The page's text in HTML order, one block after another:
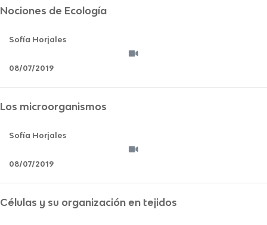
Nociones de Ecología
Sofía Horjales
08/07/2019
Los microorganismos
Sofía Horjales
08/07/2019
Células y su organización en tejidos